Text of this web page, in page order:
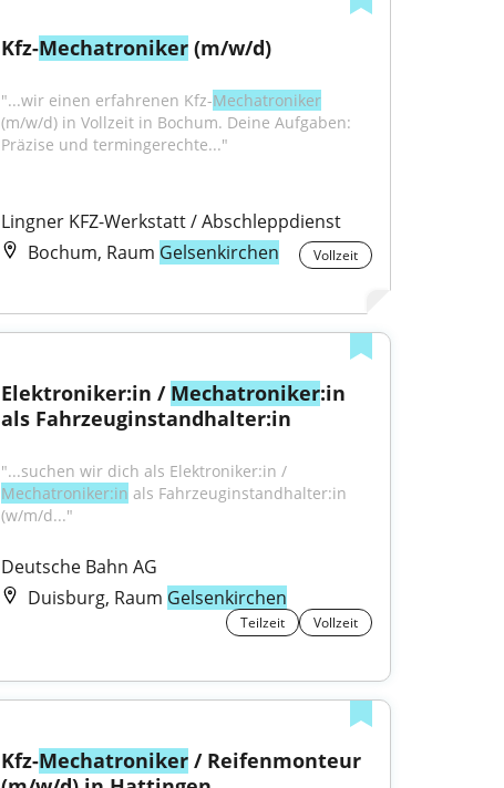
Kfz-Mechatroniker (m/w/d)
"...wir einen erfahrenen Kfz-Mechatroniker
(m/w/d) in Vollzeit in Bochum. Deine Aufgaben:
Präzise und termingerechte..."
Lingner KFZ-Werkstatt / Abschleppdienst
Bochum, Raum Gelsenkirchen Vollzeit
Elektroniker:in / Mechatroniker:in
als Fahrzeuginstandhalter:in
"...suchen wir dich als Elektroniker:in /
Mechatroniker:in als Fahrzeuginstandhalter:in
(w/m/d..."
Deutsche Bahn AG
Duisburg, Raum Gelsenkirchen
Teilzeit Vollzeit
Kfz-Mechatroniker / Reifenmonteur